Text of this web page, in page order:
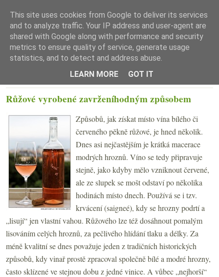
☰ Menu
Růžové vyrobené zavrženíhodným způsobem
Způsobů, jak získat místo vína bílého či
červeného pěkně růžové, je hned několik.
Dnes asi nejčastějším je krátká macerace
modrých hroznů. Víno se tedy připravuje
stejně, jako kdyby mělo vzniknout červené,
ale ze slupek se mošt odstaví po několika
hodinách místo dnech. Používá se i tzv.
krvácení (saigneé), kdy se hrozny podrtí a
„lisují“ jen vlastní vahou. Růžového lze též dosáhnout pomalým
lisováním celých hroznů, za pečlivého hlídání tlaku a délky. Za
méně kvalitní se dnes považuje jeden z tradičních historických
způsobů, kdy vinař prostě zpracoval společně bílé a modré hrozny,
často sklízené ve stejnou dobu z jedné vinice. A vůbec „nejhorší“
This site uses cookies from Google to deliver its services
and to analyze traffic. Your IP address and user-agent are
shared with Google along with performance and security
metrics to ensure quality of service, generate usage
statistics, and to detect and address abuse.
LEARN MORE
GOT IT